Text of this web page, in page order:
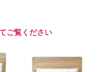
ご覧ください